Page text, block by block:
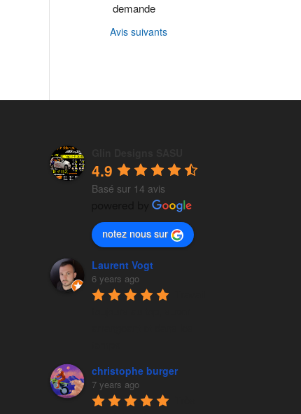
demande
Avis suivants
4.9
Basé sur 14 avis
notez nous sur
Laurent Vogt
6 years ago
christophe burger
7 years ago